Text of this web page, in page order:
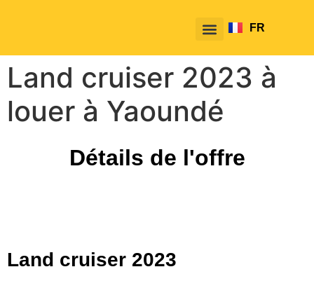
FR
EN
Land cruiser 2023 à
louer à Yaoundé
Détails de l'offre
Land cruiser 2023